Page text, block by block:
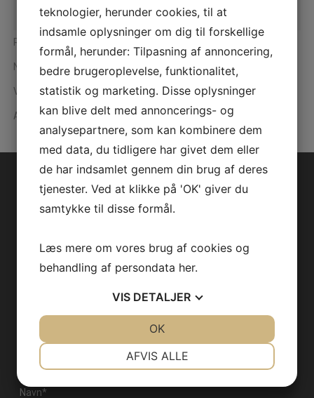
Hjerterehabilitering
Rehabilitering og træning
Nyfødt og Neonatal
Varmesystemer
Alle produkter
Kontaktinformationer
Intramedic A/S
2850 Nærum
Danmark
Kontakt os
Navn*
teknologier, herunder cookies, til at
indsamle oplysninger om dig til forskellige
formål, herunder: Tilpasning af annoncering,
bedre brugeroplevelse, funktionalitet,
statistik og marketing. Disse oplysninger
kan blive delt med annoncerings- og
analysepartnere, som kan kombinere dem
med data, du tidligere har givet dem eller
de har indsamlet gennem din brug af deres
tjenester. Ved at klikke på 'OK' giver du
samtykke til disse formål.
Læs mere om vores brug af cookies og
behandling af persondata her.
VIS DETALJER
AFVIS ALLE
OK